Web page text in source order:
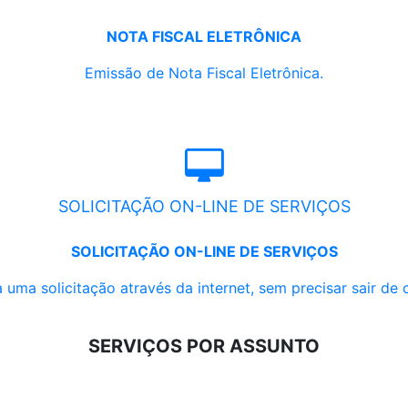
NOTA FISCAL ELETRÔNICA
Emissão de Nota Fiscal Eletrônica.
SOLICITAÇÃO ON-LINE DE SERVIÇOS
SOLICITAÇÃO ON-LINE DE SERVIÇOS
uma solicitação através da internet, sem precisar sair de
SERVIÇOS POR ASSUNTO